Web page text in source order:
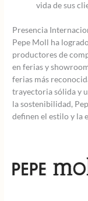
vida de sus
Presencia
Pepe Moll ha
productores de
en ferias y
ferias más
trayectoria sólida y
la sostenibilidad,
definen el estilo y la